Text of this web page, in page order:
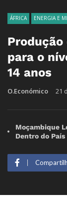
ÁFRICA ENERGIA E
para o
14 anos
O.Económico 21
Moçambique
Dentro do